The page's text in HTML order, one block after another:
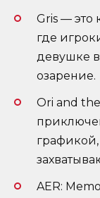
Gris — это
где
девушке
озарение.
Ori and
AER: